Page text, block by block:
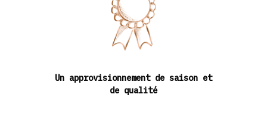
Un approvisionnement de saison et
de qualité